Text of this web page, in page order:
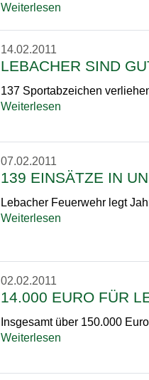
Weiterlesen
14.02.2011
LEBACHER SIND
137 Sportabzeichen
Weiterlesen
07.02.2011
139 EINSÄTZE IN
Lebacher Feuerwehr legt
Weiterlesen
02.02.2011
14.000 EURO FÜR
Insgesamt über 150.000
Weiterlesen